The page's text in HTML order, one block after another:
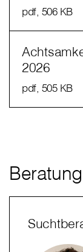
pdf, 506 KB
2026
pdf, 505 KB